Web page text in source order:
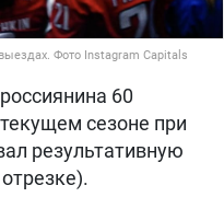
Фото Instagram Capitals
60
сезоне при
результативную